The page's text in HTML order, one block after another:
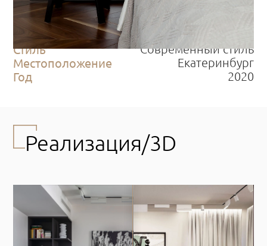
Категория Реализованный проект
Тип
Площадь
Стиль Современный стиль
Местоположение Екатеринбург
Год 2020
Реализация/3D